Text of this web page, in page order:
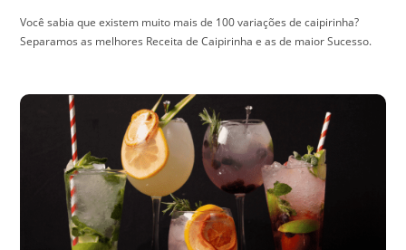
Você sabia que existem muito mais de 100 variações de caipirinha?
Separamos as melhores Receita de Caipirinha e as de maior Sucesso.